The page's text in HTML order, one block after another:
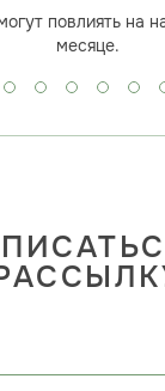
повлиять на
месяце.